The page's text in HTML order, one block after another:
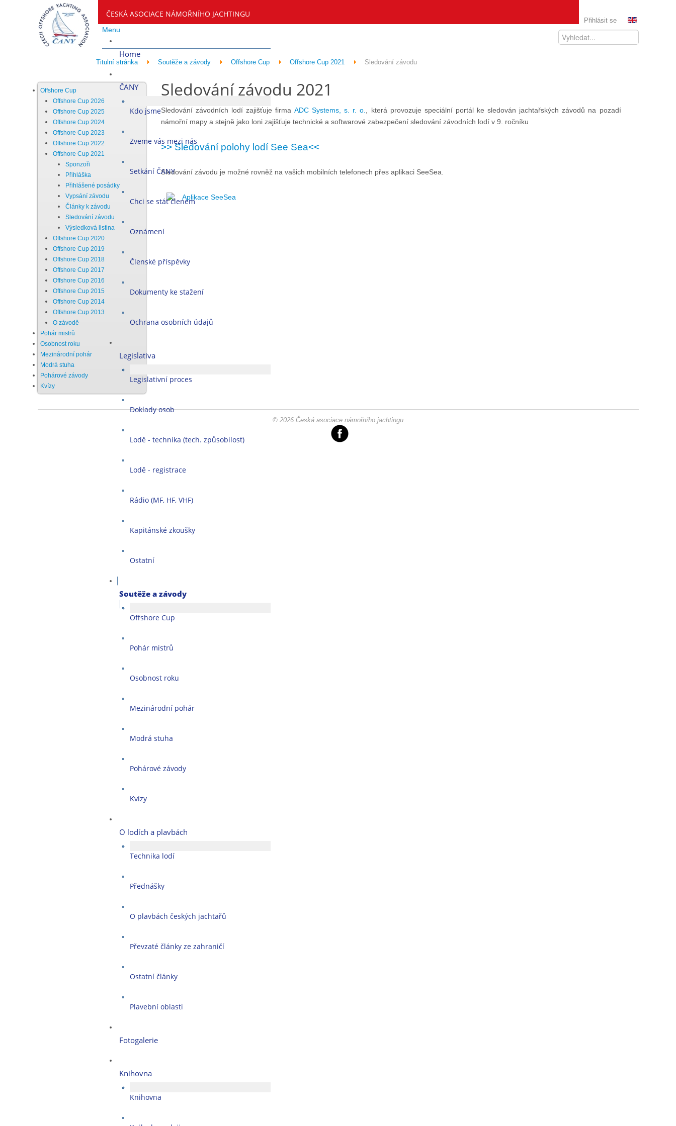
ČESKÁ ASOCIACE NÁMOŘNÍHO JACHTINGU
Přihlásit se
Menu
Home
ČANY
Kdo jsme
Zveme vás mezi nás
Setkání ČANY
Chci se stát členem
Oznámení
Členské příspěvky
Dokumenty ke stažení
Ochrana osobních údajů
Legislativa
Legislativní proces
Doklady osob
Lodě - technika (tech. způsobilost)
Lodě - registrace
Rádio (MF, HF, VHF)
Kapitánské zkoušky
Ostatní
Soutěže a závody
Offshore Cup
Pohár mistrů
Osobnost roku
Mezinárodní pohár
Modrá stuha
Pohárové závody
Kvízy
O lodích a plavbách
Technika lodí
Přednášky
O plavbách českých jachtařů
Převzaté články ze zahraničí
Ostatní články
Plavební oblasti
Fotogalerie
Knihovna
Knihovna
Titulní stránka Soutěže a závody Offshore Cup Offshore Cup 2021 Sledování závodu
Offshore Cup
Offshore Cup 2026
Offshore Cup 2025
Offshore Cup 2024
Offshore Cup 2023
Offshore Cup 2022
Offshore Cup 2021
Sponzoři
Přihláška
Přihlášené posádky
Vypsání závodu
Články k závodu
Sledování závodu
Výsledková listina
Offshore Cup 2020
Offshore Cup 2019
Offshore Cup 2018
Offshore Cup 2017
Offshore Cup 2016
Offshore Cup 2015
Offshore Cup 2014
Offshore Cup 2013
O závodě
Pohár mistrů
Osobnost roku
Mezinárodní pohár
Modrá stuha
Pohárové závody
Kvízy
Sledování závodu 2021
Sledování závodních lodí zajišťuje firmaADC Systems, s. r. o.
, která provozuje speciální portál ke sledován jachtařských závodů na pozadí
námořní mapy a stejně jako loni zajišťuje technické a softwarové zabezpečení sledování závodních lodí v 9. ročníku
>> Sledování polohy lodí See Sea<<
Sledování závodu je možné rovněž na vašich mobilních telefonech přes aplikaci SeeSea.
Aplikace SeeSea
© 2026 Česká asociace námořního jachtingu